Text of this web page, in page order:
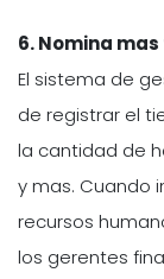
6.Nomina
El sistema de
de registrar el
la cantidad de
y mas. Cuando
recursos
los gerentes